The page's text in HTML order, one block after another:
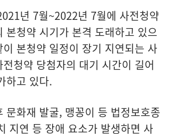
년 7월~2022년 7월에 사전청약
본청약 시기가 본격 도래하고 있으
본청약 일정이 장기 지연되는 사
청약 당첨자의 대기 시간이 길어
하고 있다.
문화재 발굴, 맹꽁이 등 법정보호종
지연 등 장애 요소가 발생하면 사